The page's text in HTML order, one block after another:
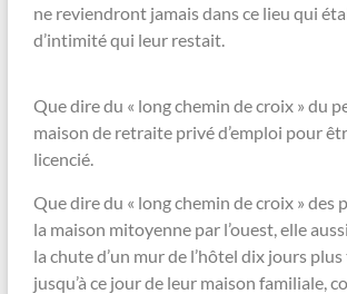
ne reviendront jamais dans ce lieu qui
d’intimité qui leur restait.
Que dire du « long chemin de croix » du
maison de retraite privé d’emploi pour
licencié.
Que dire du « long chemin de croix » des
la maison mitoyenne par l’ouest, elle
la chute d’un mur de l’hôtel dix jours
jusqu’à ce jour de leur maison familiale,